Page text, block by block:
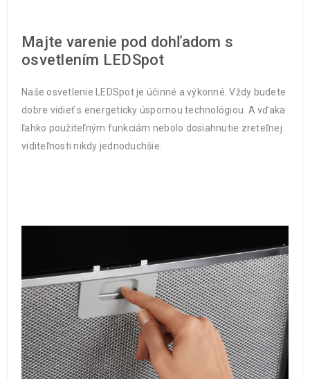
Majte varenie pod dohľadom s
osvetlením LEDSpot
Naše osvetlenie LEDSpot je účinné a výkonné. Vždy budete
dobre vidieť s energeticky úspornou technológiou. A vďaka
ľahko použiteľným funkciám nebolo dosiahnutie zreteľnej
viditeľnosti nikdy jednoduchšie.